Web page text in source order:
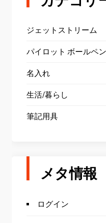
ジェットストリーム
パイロット ボールペン
名入れ
生活/暮らし
筆記用具
メタ情報
ログイン